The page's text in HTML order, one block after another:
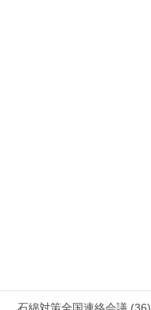
石綿対策全国連絡会議 (36)